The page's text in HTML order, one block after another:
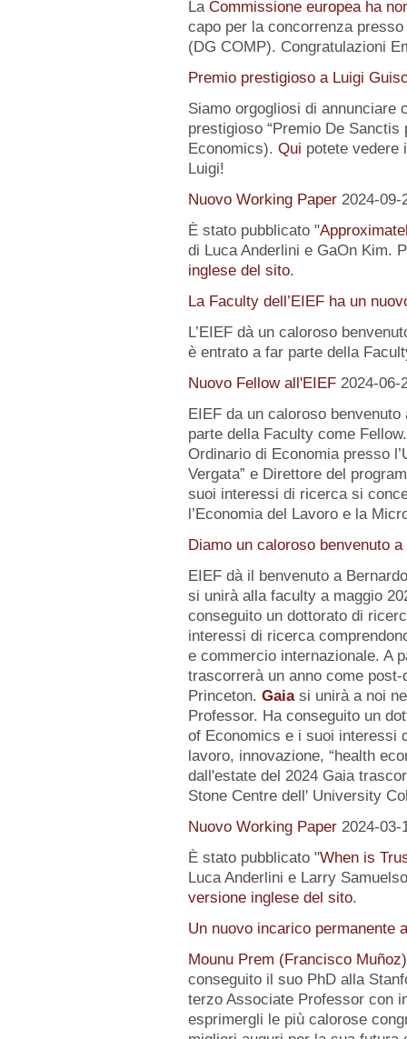
La Commissione europea ha
capo per la concorrenza
(DG COMP). Congratulazioni
Premio prestigioso a Luigi
Siamo orgogliosi di annunciare
prestigioso “Premio De
Economics). Qui potete vedere
Luigi!
Nuovo Working Paper 2024-09-
È stato pubblicato "
di Luca Anderlini e GaOn Kim.
inglese del sito.
La Faculty dell’EIEF ha un
L’EIEF dà un caloroso
è entrato a far parte della
Nuovo Fellow all'EIEF 2024-06-
EIEF da un caloroso
parte della Faculty come
Ordinario di Economia presso
Vergata” e Direttore del
suoi interessi di ricerca si
l’Economia del Lavoro e la
Diamo un caloroso benvenuto
EIEF dà il benvenuto a
si unirà alla faculty a maggio
conseguito un dottorato di
interessi di ricerca
e commercio internazionale. A
trascorrerà un anno come
Princeton. Gaiasi unirà a noi
Professor. Ha conseguito un
of Economics e i suoi interessi
lavoro, innovazione, “health
dall'estate del 2024 Gaia
Stone Centre dell' University
Nuovo Working Paper 2024-03-
È stato pubblicato "When is
Luca Anderlini e Larry
versione inglese del sito.
Un nuovo incarico permanente
Mounu Prem (Francisco Muñoz)
conseguito il suo PhD alla
terzo Associate Professor con
esprimergli le più calorose